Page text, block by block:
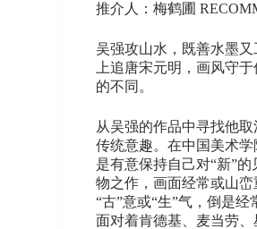
推介人：梅鹤圃
吴强攻山水，既善水墨
上追唐宋元明，画风守
的不同。
从吴强的作品中寻找他
传统意趣。在中国美术
是有意保持自己对“新”
物之作，画面经常或山
“古”意或“生”气，倒是
面对着肯德基、麦当劳